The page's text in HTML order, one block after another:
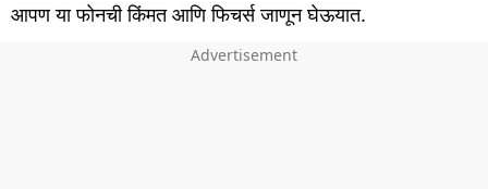
आपण या फोनची किंमत आणि फिचर्स जाणून घेऊयात.